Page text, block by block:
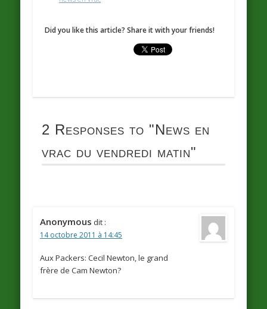
Did you like this article? Share it with your friends!
2 Responses to "News en
vrac du vendredi matin"
Anonymous dit :
14 octobre 2011 à 14:45
Aux Packers: Cecil Newton, le grand
frère de Cam Newton?